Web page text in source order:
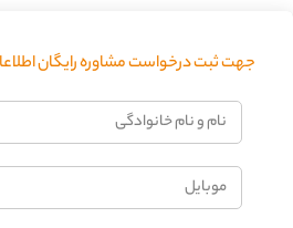
جهت ثبت درخواست مشاوره رایگان
نام
و
خانوادگی
موبایل